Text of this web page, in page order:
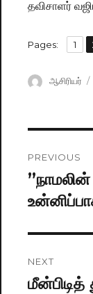
தவிசாளர்
Pages: 1
Author
ஆசிரியர்
PREVIOUS
Previous
post:
NEXT
Next
மீன்பிடித்